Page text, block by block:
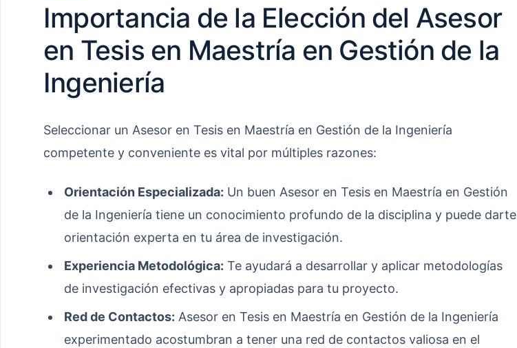
Importancia de la Elección del Asesor
en Tesis en Maestría en Gestión de la
Ingeniería
Seleccionar un Asesor en Tesis en Maestría en Gestión de la Ingeniería
competente y conveniente es vital por múltiples razones:
Orientación Especializada: Un buen Asesor en Tesis en Maestría en Gestión
de la Ingeniería tiene un conocimiento profundo de la disciplina y puede darte
orientación experta en tu área de investigación.
Experiencia Metodológica: Te ayudará a desarrollar y aplicar metodologías
de investigación efectivas y apropiadas para tu proyecto.
Red de Contactos: Asesor en Tesis en Maestría en Gestión de la Ingeniería
experimentado acostumbran a tener una red de contactos valiosa en el